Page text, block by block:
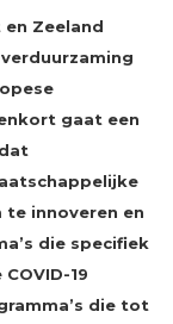
Zeeland
gaat een
innoveren en
die specifiek
19
die tot